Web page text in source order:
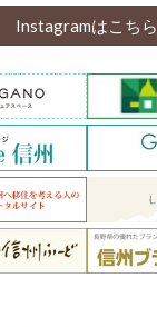
Instagramはこちら